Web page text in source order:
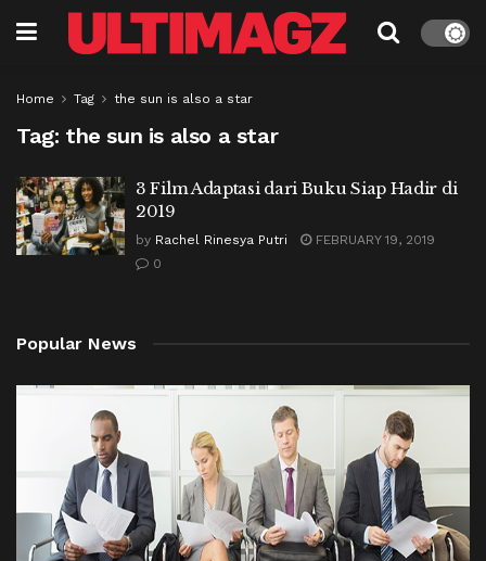
Home Tag the sun is also a star
Tag: the sun is also a star
3 Film Adaptasi dari Buku Siap Hadir di
2019
by Rachel Rinesya Putri
FEBRUARY 19, 2019
0
Popular News